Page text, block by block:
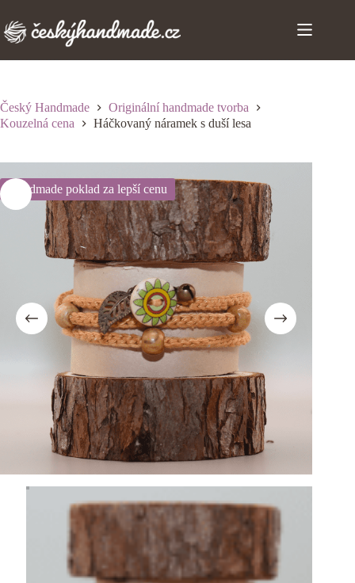
content
Český Handmade
Originální handmade tvorba
Kouzelná cena
Háčkovaný náramek s duší lesa
Handmade poklad za lepší cenu